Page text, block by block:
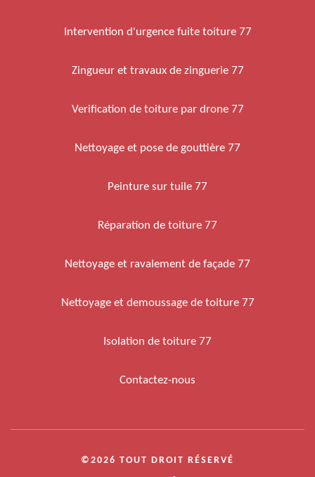
Intervention d'urgence fuite toiture 77
Zingueur et travaux de zinguerie 77
Verification de toiture par drone 77
Nettoyage et pose de gouttière 77
Peinture sur tuile 77
Réparation de toiture 77
Nettoyage et ravalement de façade 77
Nettoyage et demoussage de toiture 77
Isolation de toiture 77
Contactez-nous
©2026 TOUT DROIT RÉSERVÉ